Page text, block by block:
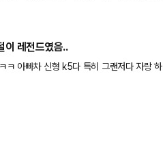
이
이 레전드였음..